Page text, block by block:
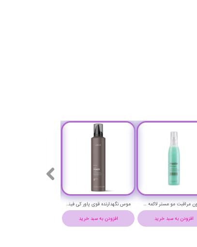
موس نگهدارنده قوی پاور کی فینیش لاکمه حجم 300 میلی لیتر - Lakme K.FINISH POWER Ultra-strong hold mousse 300 ml
افزودن به سبد خرید
لوسیون مراقبت مو مستر لاکمه حجم 100 میلی لیتر - lakme master care lotion
افزودن به سبد خرید